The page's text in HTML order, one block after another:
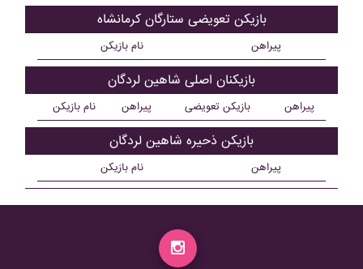
بازیکن تعویضی ستارگان کرمانشاه
نام بازیکن پیراهن
بازیکنان اصلی شاهين لردگان
نام بازیکن پیراهن بازیکن تعویضی پیراهن
بازیکن ذحیره شاهين لردگان
نام بازیکن پیراهن